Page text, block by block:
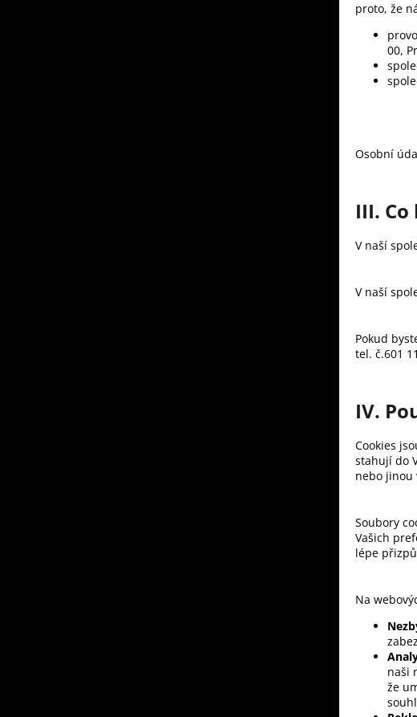
proto, že
00,
Osobní
III.
V naší
V naší
Pokud
tel. č.601
IV.
Cookies
stahují do
nebo jinou
Soubory
Vašich
lépe
Na
naši
že